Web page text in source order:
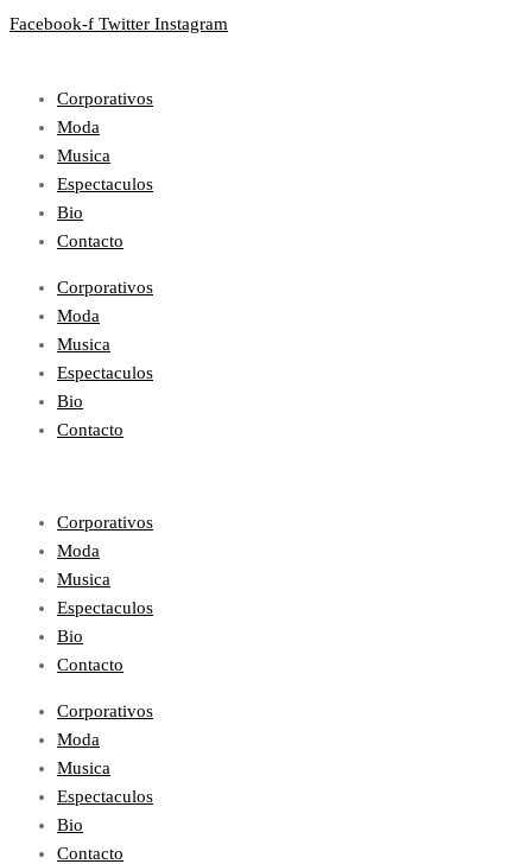
Facebook-f Twitter Instagram
Corporativos
Moda
Musica
Espectaculos
Bio
Contacto
Corporativos
Moda
Musica
Espectaculos
Bio
Contacto
Corporativos
Moda
Musica
Espectaculos
Bio
Contacto
Corporativos
Moda
Musica
Espectaculos
Bio
Contacto